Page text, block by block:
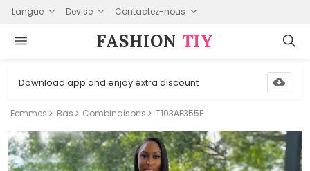
Langue Devise Contactez-nous
FASHION⁠ TIY
Download app and enjoy extra discount
Femmes Bas Combinaisons T103AE355E